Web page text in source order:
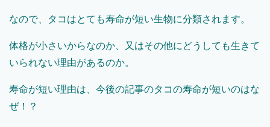
なので、タコはとても寿命が短い生物に分類されます。
体格が小さいからなのか、又はその他にどうしても生きて
いられない理由があるのか。
寿命が短い理由は、今後の記事のタコの寿命が短いのはな
ぜ！？